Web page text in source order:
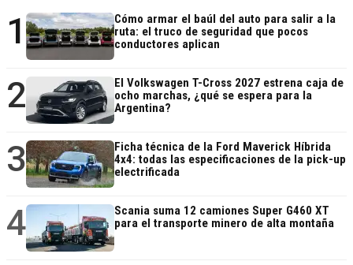
1
Cómo armar el baúl del auto para salir a la
ruta: el truco de seguridad que pocos
conductores aplican
2
El Volkswagen T-Cross 2027 estrena caja de
ocho marchas, ¿qué se espera para la
Argentina?
3
Ficha técnica de la Ford Maverick Híbrida
4x4: todas las especificaciones de la pick-up
electrificada
4
Scania suma 12 camiones Super G460 XT
para el transporte minero de alta montaña